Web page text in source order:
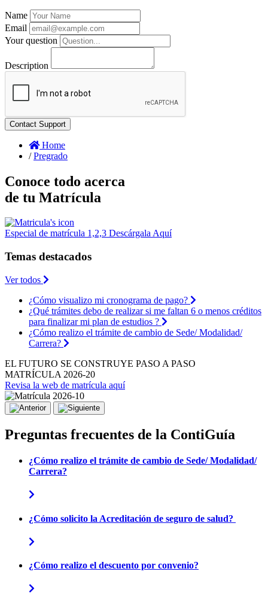
Name
Email
Your question
Description
Home
/ Pregrado
Conoce todo acerca
de tu Matrícula
Especial de matrícula 1,2,3 DescárgalaAquí
Temas destacados
Ver todos
¿Cómo visualizo mi cronograma de pago?
¿Qué trámites debo de realizar si me faltan 6 o menos créditos
para finalizar mi plan de estudios ?
¿Cómo realizo el trámite de cambio de Sede/ Modalidad/
Carrera?
EL FUTURO SE CONSTRUYE PASO A PASO
MATRÍCULA 2026-20
Revisa la web de matrícula aquí
Preguntas frecuentes de la ContiGuía
¿Cómo realizo el trámite de cambio de Sede/ Modalidad/
Carrera?
¿Cómo solicito la Acreditación de seguro de salud?
¿Cómo realizo el descuento por convenio?